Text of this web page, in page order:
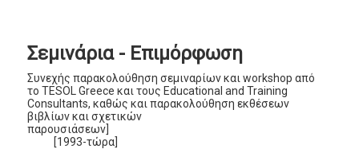
Σεμινάρια - Επιμόρφωση
Συνεχής παρακολούθηση σεμιναρίων και workshop από
το TESOL Greece και τους Educational and Training
Consultants, καθώς και παρακολούθηση εκθέσεων
βιβλίων και σχετικών
παρουσιάσεων]
[1993-τώρα]